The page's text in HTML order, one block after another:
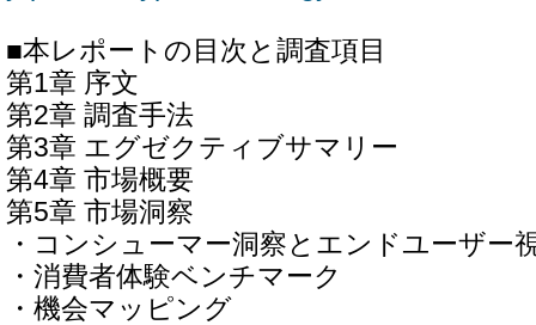
■本レポートの目次と調査項目
第1章 序文
第2章 調査手法
第3章 エグゼクティブサマリー
第4章 市場概要
第5章 市場洞察
・コンシューマー洞察とエンドユーザー
・消費者体験ベンチマーク
・機会マッピング